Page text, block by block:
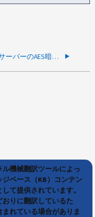
CIFSサーバーのAES暗号化の変更がKerberosエラーで失敗する：KDCは暗号化タイプをサポートしていません
機械翻訳ツールによっ
ベース（KB）コンテン
て提供されています。
りに翻訳しているた
れている場合がありま